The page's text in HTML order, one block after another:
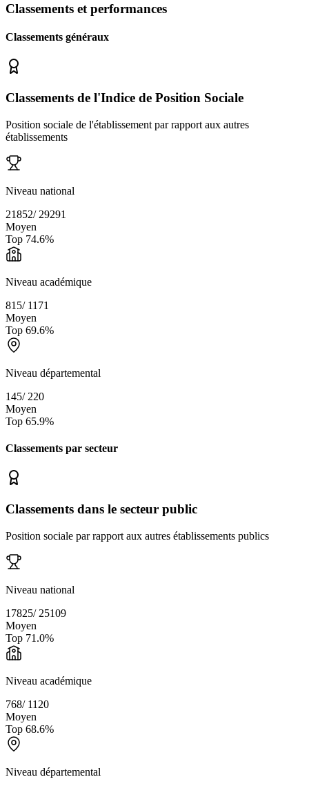
Classements et performances
Classements généraux
Classements de l'Indice de Position Sociale
Position sociale de l'établissement par rapport aux autres
établissements
Niveau national
21852/ 29291
Moyen
Top 74.6%
Niveau académique
815/ 1171
Moyen
Top 69.6%
Niveau départemental
145/ 220
Moyen
Top 65.9%
Classements par secteur
Classements dans le secteur public
Position sociale par rapport aux autres établissements publics
Niveau national
17825/ 25109
Moyen
Top 71.0%
Niveau académique
768/ 1120
Moyen
Top 68.6%
Niveau départemental